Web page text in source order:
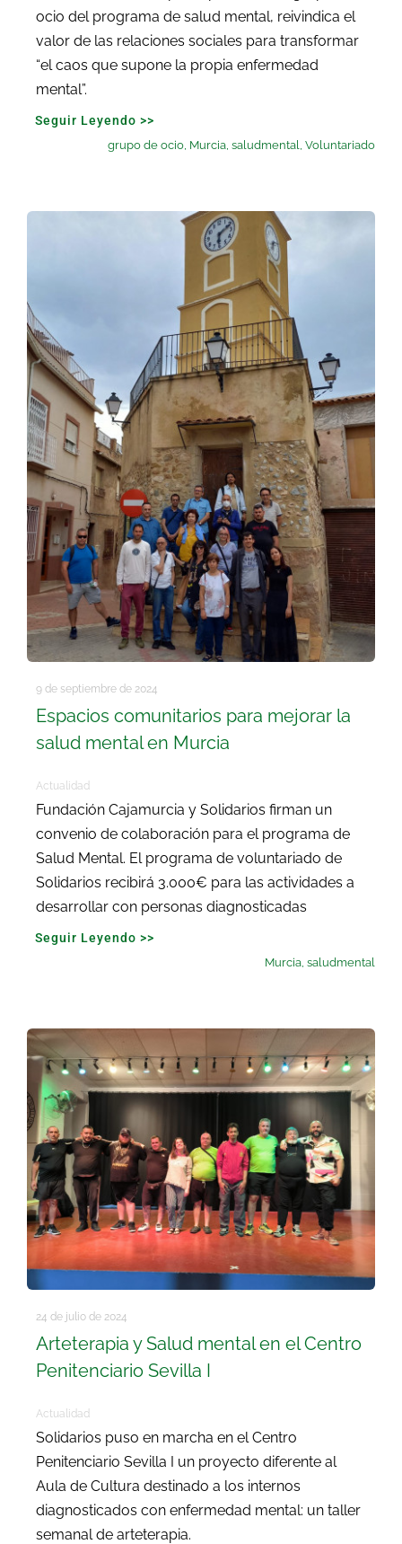
ocio del programa de salud mental, reivindica el
valor de las relaciones sociales para transformar
“el caos que supone la propia enfermedad
mental”.
Seguir Leyendo >>
grupo de ocio, Murcia,saludmental,Voluntariado
9 de septiembre de 2024
Espacios comunitarios para mejorar la
salud mental en Murcia
Actualidad
Fundación Cajamurcia y Solidarios firman un
convenio de colaboración para el programa de
Salud Mental. El programa de voluntariado de
Solidarios recibirá 3.000€ para las actividades a
desarrollar con personas diagnosticadas
Seguir Leyendo >>
Murcia ,saludmental
24 de julio de 2024
Arteterapia y Salud mental en el Centro
Penitenciario Sevilla I
Actualidad
Solidarios puso en marcha en el Centro
Penitenciario Sevilla I un proyecto diferente al
Aula de Cultura destinado a los internos
diagnosticados con enfermedad mental: un taller
semanal de arteterapia.